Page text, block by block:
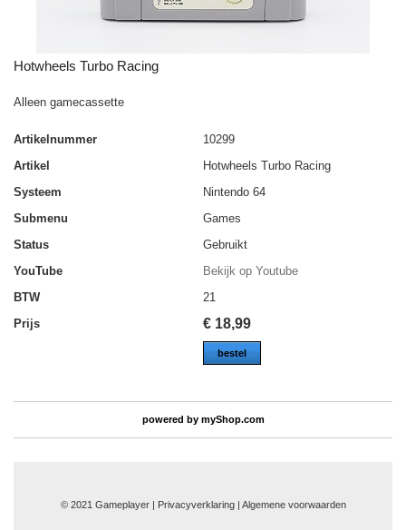
Hotwheels Turbo Racing
Alleen gamecassette
Artikelnummer
10299
Artikel
Hotwheels Turbo Racing
Systeem
Nintendo 64
Submenu
Games
Status
Gebruikt
YouTube
Bekijk op Youtube
BTW
21
Prijs
€ 18,99
bestel
powered by myShop.com
© 2021 Gameplayer | Privacyverklaring | Algemene voorwaarden